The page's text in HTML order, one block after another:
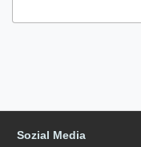
Sozial Media